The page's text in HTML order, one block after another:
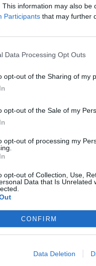
This information may also
Participants that may further
Data Processing Opt Outs
opt-out of the Sharing of my
opt-out of the Sale of my
opt-out of processing my
opt-out of Collection, Use,
Data that Is Unrelated
CONFIRM
Data Deletion
va presentar el seu llibre
va comptar amb la col·laboració
en Psicopedagogia,
signant per Sant Jordi a
No només ens alimenta
Amb atipar-nos no hi ha
la família i els amics no és la
i ecològic, perquè és el que
la natura i al consum
molt fàcil. Vas al supermercat i
volem destinar el poc temps
és que tampoc cal dedicar molt
pots menjar ràpid però amb
mandra fer-se la carmanyola?
dies a la setmana i congelar,
verdures cuinades, i amb això ja